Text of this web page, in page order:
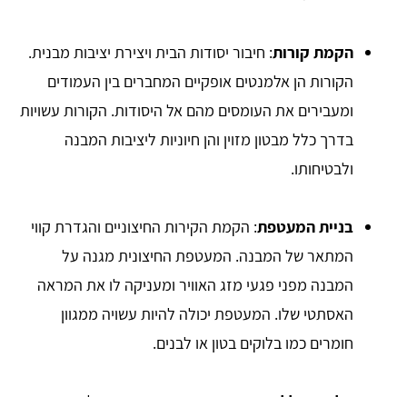
הקמת קורות: חיבור יסודות הבית ויצירת יציבות מבנית.
הקורות הן אלמנטים אופקיים המחברים בין העמודים
ומעבירים את העומסים מהם אל היסודות. הקורות עשויות
בדרך כלל מבטון מזוין והן חיוניות ליציבות המבנה
ולבטיחותו.
בניית המעטפת: הקמת הקירות החיצוניים והגדרת קווי
המתאר של המבנה. המעטפת החיצונית מגנה על
המבנה מפני פגעי מזג האוויר ומעניקה לו את המראה
האסתטי שלו. המעטפת יכולה להיות עשויה ממגוון
חומרים כמו בלוקים בטון או לבנים.